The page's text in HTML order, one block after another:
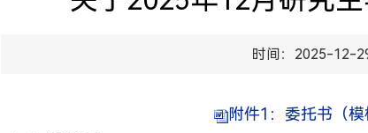
时间：2025-12-
附件1：委托书（